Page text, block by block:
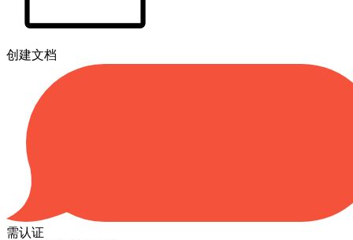
创建文档
需认证